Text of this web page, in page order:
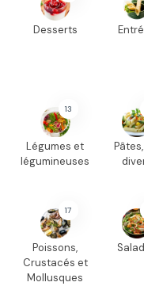
Desserts
13
Légumes et
légumineuses
17
Poissons,
Crustacés et
Mollusques